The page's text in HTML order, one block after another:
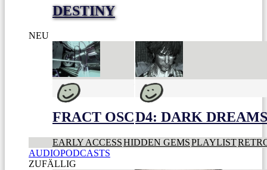
DESTINY
NEU
FRACT OSCD4: DARK
EARLY ACCESSHIDDEN GEMSPLAYLIST
AUDIOPODCASTS
ZUFÄLLIG